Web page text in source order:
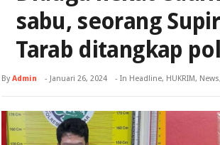
sabu, seorang
Tarab ditangkap
ByAdmin - Januari 26, 2024 - In Headline, HUKRIM, News